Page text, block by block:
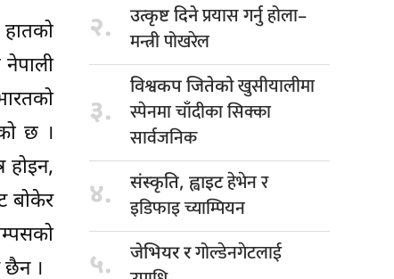
छ ।
होइन,
बोकेर
छैन ।
२. उत्कृष्ट दिनेप्रयास गर्नु होला–
मन्त्री पोखरेल
३.
विश्वकप जितेकोखुसीयालीमा
स्पेनमा चाँदीका सिक्का
सार्वजनिक
४. संस्कृति, ह्वाइटहेभेन र
इडिफाइ च्याम्पियन
५. जेभियर रगोल्डेनगेटलाई